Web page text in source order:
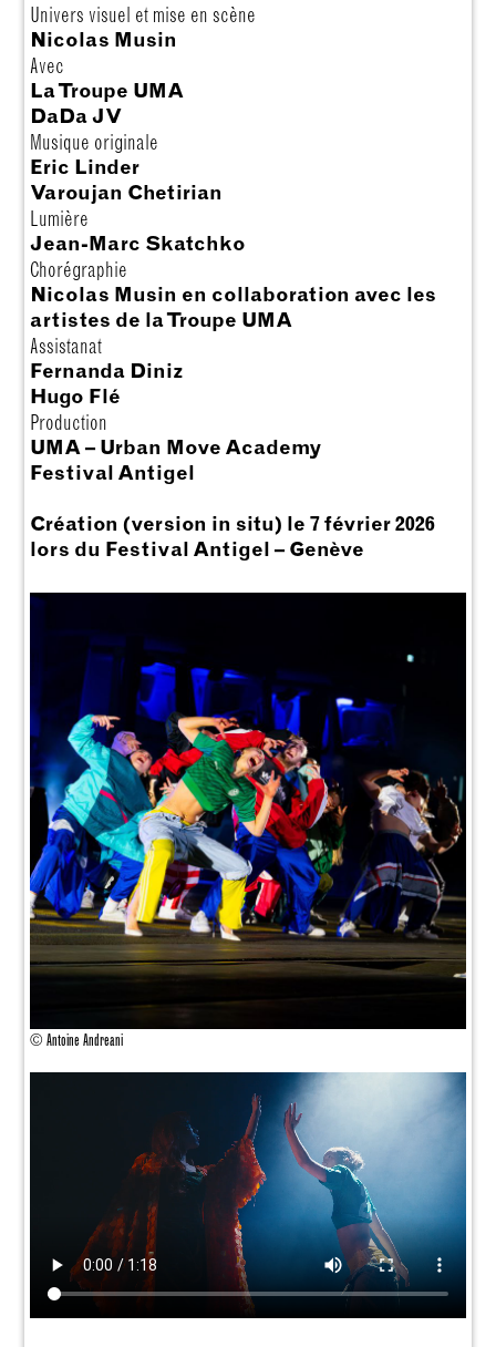
Univers visuel et mise en scène
Nicolas Musin
Avec
La Troupe UMA
DaDa JV
Musique originale
Eric Linder
Varoujan Chetirian
Lumière
Jean-Marc Skatchko
Chorégraphie
Nicolas Musin en collaboration avec les
artistes de la Troupe UMA
Assistanat
Fernanda Diniz
Hugo Flé
Production
UMA – Urban Move Academy
Festival Antigel
Création (version in situ) le 7 février 2026
lors du Festival Antigel – Genève
© Antoine Andreani